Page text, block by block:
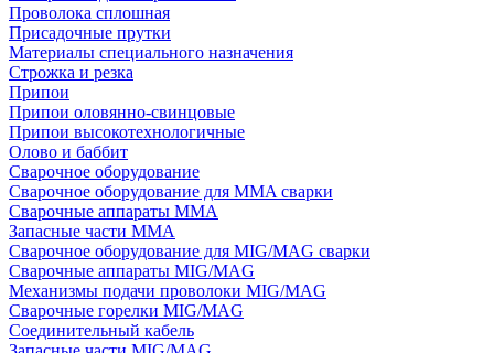
Проволока сплошная
Присадочные прутки
Материалы специального назначения
Строжка и резка
Припои
Припои оловянно-свинцовые
Припои высокотехнологичные
Олово и баббит
Сварочное оборудование
Сварочное оборудование для MMA сварки
Сварочные аппараты MMA
Запасные части MMA
Сварочное оборудование для MIG/MAG сварки
Сварочные аппараты MIG/MAG
Механизмы подачи проволоки MIG/MAG
Сварочные горелки MIG/MAG
Соединительный кабель